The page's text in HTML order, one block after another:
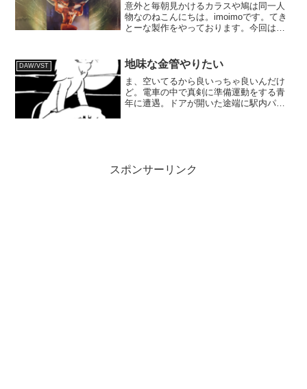
意外と毎朝見かけるカラスや鳩は同一人
物なのねこんにちは。imoimoです。てき
とーな製作をやっております。今回はバ
す。ガチでギターは弾けませんので、リ
フだって打ち込み...
DAW/VST 地味な金管やりたい
ま、空いてるから良いっちゃ良いんだけ
ど。電車の中で真剣に準備運動をする青
年に遭遇。ドアが開いた途端に駅内パル
スポンサーリンク